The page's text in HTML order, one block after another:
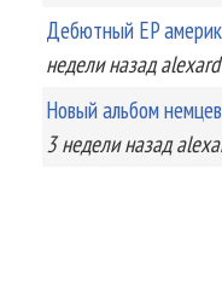
Дебютный EP
неделиназад alexard
Новый альбом
3 неделиназад